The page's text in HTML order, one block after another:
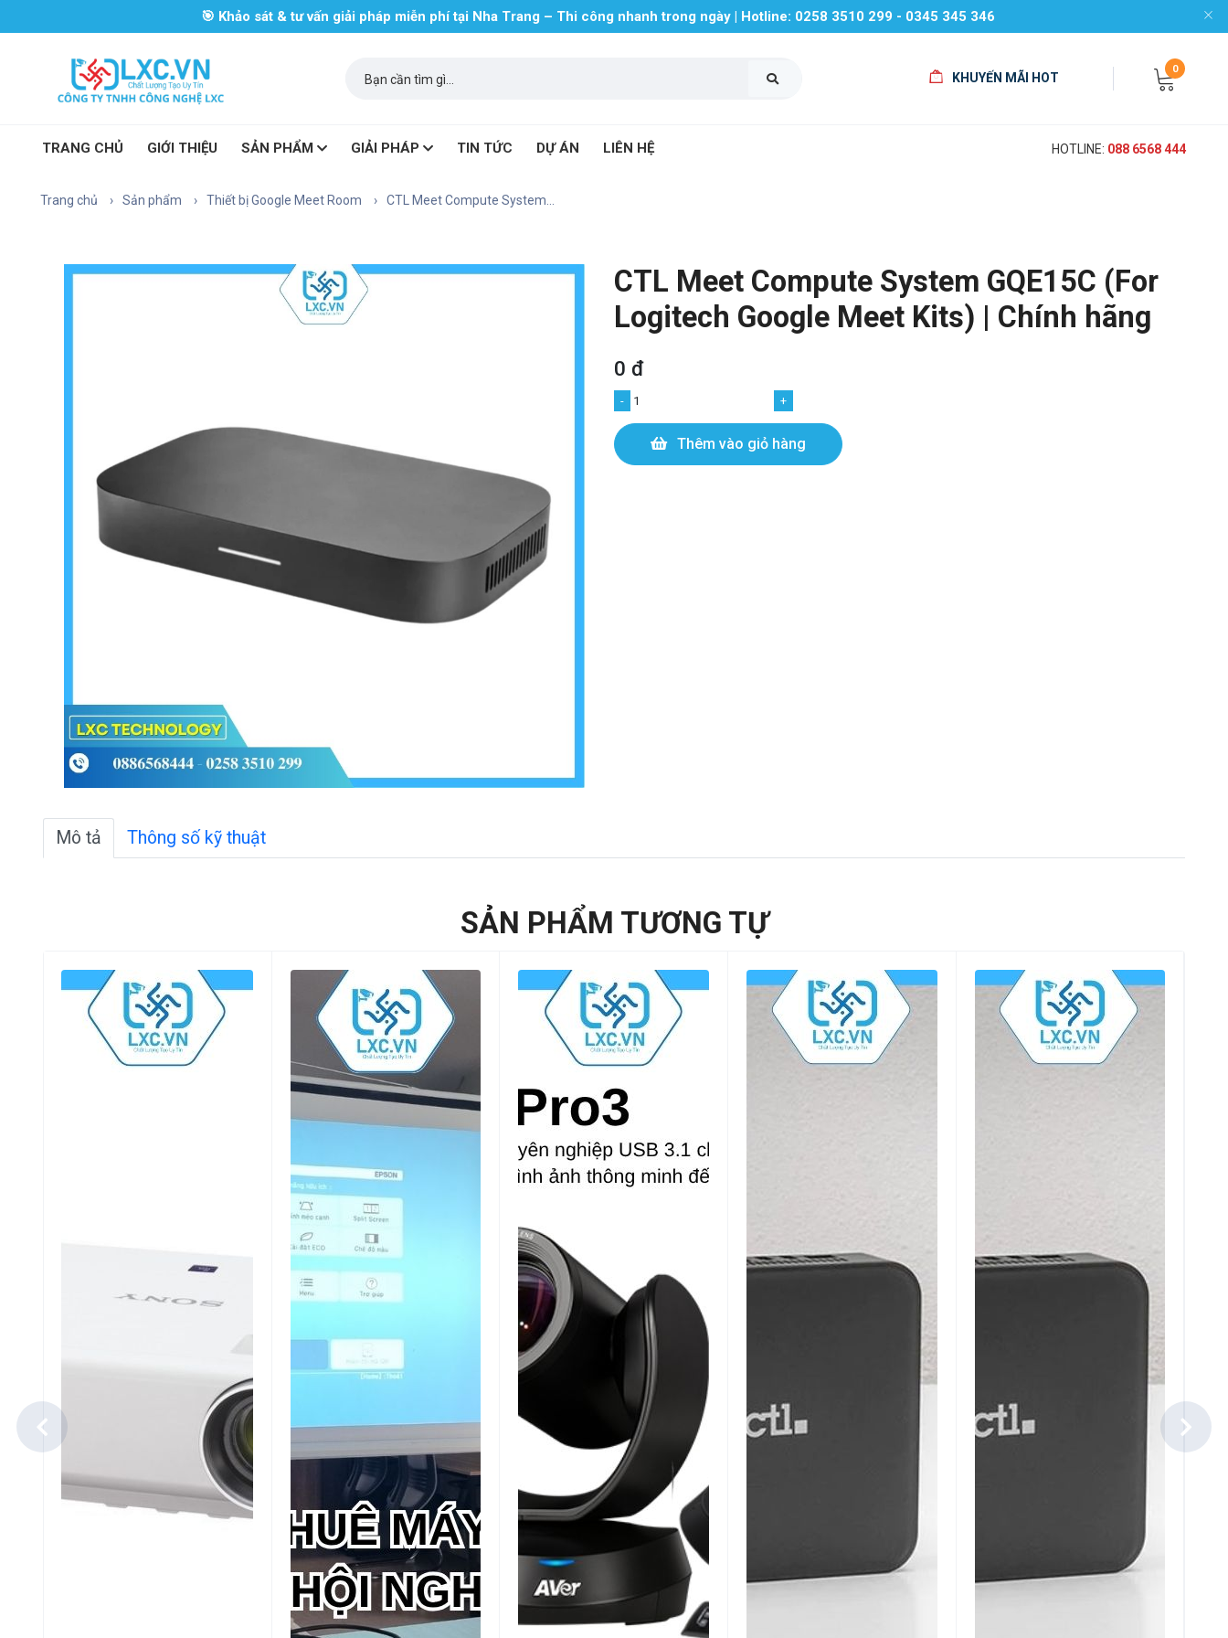
🎯 Khảo sát & tư vấn giải pháp miễn phí tại Nha Trang – Thi công nhanh trong ngày | Hotline: 0258 3510 299 - 0345 345 346
0
KHUYẾN MÃI HOT
TRANG CHỦ GIỚI THIỆU SẢN PHẨM GIẢI PHÁP TIN TỨC DỰ ÁN LIÊN HỆ HOTLINE: 088 6568 444
Trang chủ Sản phẩm Thiết bị Google Meet Room CTL Meet Compute System...
CTL Meet Compute System GQE15C (For
Logitech Google Meet Kits) | Chính hãng
0 đ
- +
Thêm vào giỏ hàng
Mô tả Thông số kỹ thuật
SẢN PHẨM TƯƠNG TỰ